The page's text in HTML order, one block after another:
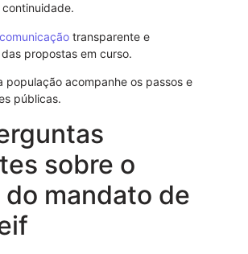
comunicação transparente e
propostas em curso.
população acompanhe os passos e
públicas.
sobre o
mandato de